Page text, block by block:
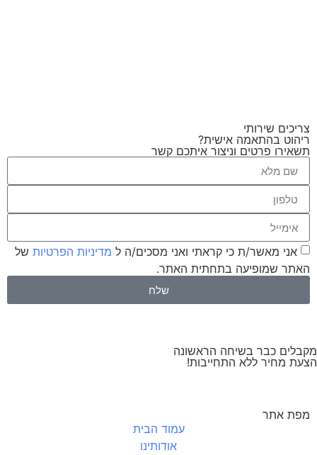
צריכים שירותי
ריהוט בהתאמה אישית?
תשאירו פרטים וניצור איתכם קשר
אני מאשר/ת כי קראתי ואני מסכים/ה ל מדיניות הפרטיות של
האתר שמופיעה בתחתית האתר.
שלח
מקבלים כבר בשיחה הראשונה
הצעת מחיר ללא התחייבות!
מפת אתר
עמוד הבית
אודותינו